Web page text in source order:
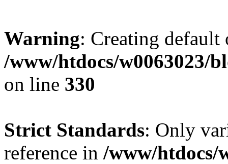
Warning: Creating
/www/htdocs/w0063023/
on line 330
Strict Standards: Only
reference in /www/htdocs/